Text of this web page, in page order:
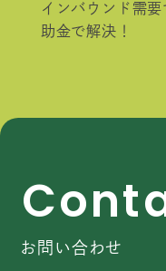
インバウンド需
助金で解決！
Cont
お問い合わせ